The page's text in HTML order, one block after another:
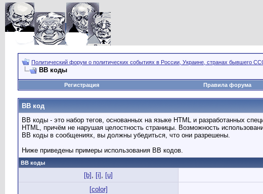
Политический форум о политических событиях в России, Украине, странах бывшего
BB коды
Регистрация Правила форума
BB код
BB коды - это набор тегов, основанных на языке HTML и разработанных
HTML, причём не нарушая целостность страницы. Возможность
BB коды в сообщениях, вы должны убедиться, что они разрешены.
Ниже приведены примеры использования BB кодов.
BB коды
[b] , [i] , [u]
[color]